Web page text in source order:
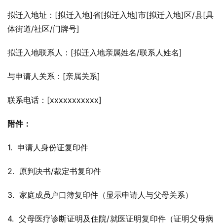
拟迁入地址：[拟迁入地]省[拟迁入地]市[拟迁入地]区/县[具
体街道/社区/门牌号]
拟迁入地联系人：[拟迁入地亲属姓名/联系人姓名]
与申请人关系：[亲属关系]
联系电话：[xxxxxxxxxxx]
附件：
1.  申请人身份证复印件
2.  原判决书/裁定书复印件
3.  家庭成员户口簿复印件（显示申请人与父母关系）
4.  父母医疗诊断证明及住院/就医证明复印件（证明父母病